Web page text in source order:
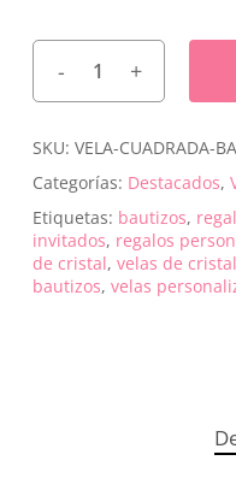
SKU: VELA-CUADRADA-
Categorías: Destacados,
Etiquetas: bautizos,
invitados, regalos
de cristal, velas de cristal
bautizos, velas